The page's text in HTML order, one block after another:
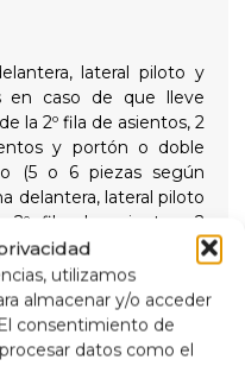
utilizamos
almacenar y/o acceder
consentimiento de
datos como el
lateral piloto y
en caso de que lleve
la 2º fila de asientos, 2
y portón o doble
(5 o 6 piezas según
delantera, lateral piloto
2º fila de asientos, 2
y portón o doble
(8 o 9 piezas según
triangulitos serian 10 o
9 CAPASAislante
de gran calidad